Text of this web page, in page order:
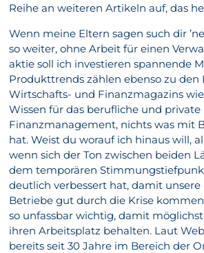
Reihe an weiteren Artikeln auf, das
Wenn meine Eltern sagen such dir
so weiter, ohne Arbeit für einen
aktie soll ich investieren spannende
Produkttrends zählen ebenso zu den
Wirtschafts- und Finanzmagazins
Wissen für das berufliche und private
Finanzmanagement, nichts was mit
hat. Weist du worauf ich hinaus will,
wenn sich der Ton zwischen beiden
dem temporären
deutlich verbessert hat, damit unsere
Betriebe gut durch die Krise
so unfassbar wichtig, damit
ihren Arbeitsplatz behalten. Laut
bereits seit 30 Jahre im Bereich der